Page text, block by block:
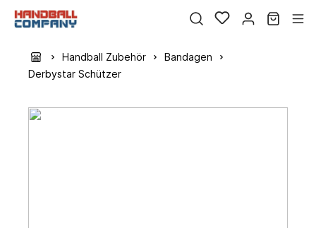
Handball Zubehör
Bandagen
Derbystar Schützer